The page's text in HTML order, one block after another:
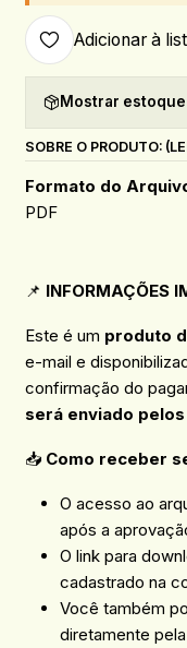
Adicionar à
Mostrar
SOBRE O PRODUTO:
Formato do
PDF
📌 INFORMAÇÕES
Este é um produto
e-mail e
confirmação do
será enviado
📥 Como receber
O acesso ao
após a
O link para
cadastrado na
Você também
diretamente